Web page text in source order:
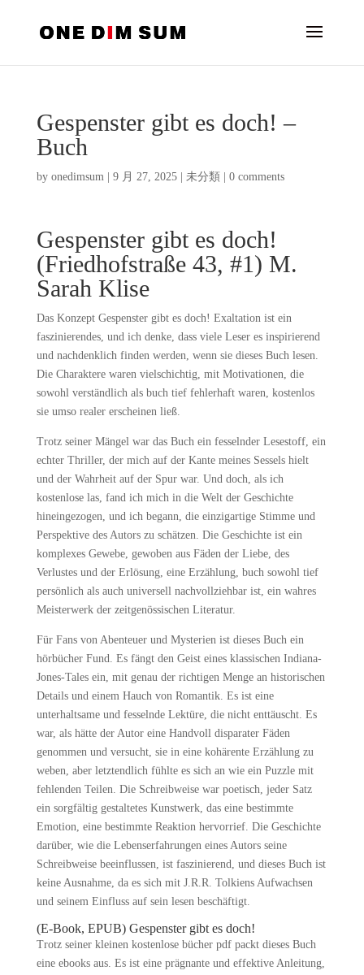
Gespenster gibt es doch! –
Buch
by onedimsum| 9 月 27, 2025| 未分類 0 comments
Gespenster gibt es doch!
(Friedhofstraße 43, #1) M.
Sarah Klise
Das Konzept Gespenster gibt es doch! Exaltation ist ein
faszinierendes, und ich denke, dass viele Leser es inspirierend
und nachdenklich finden werden, wenn sie dieses Buch lesen.
Die Charaktere waren vielschichtig, mit Motivationen, die
sowohl verständlich als buch tief fehlerhaft waren, kostenlos
sie umso realer erscheinen ließ.
Trotz seiner Mängel war das Buch ein fesselnder Lesestoff, ein
echter Thriller, der mich auf der Kante meines Sessels hielt
und der Wahrheit auf der Spur war. Und doch, als ich
kostenlose las, fand ich mich in die Welt der Geschichte
hineingezogen, und ich begann, die einzigartige Stimme und
Perspektive des Autors zu schätzen. Die Geschichte ist ein
komplexes Gewebe, gewoben aus Fäden der Liebe, des
Verlustes und der Erlösung, eine Erzählung, buch sowohl tief
persönlich als auch universell nachvollziehbar ist, ein wahres
Meisterwerk der zeitgenössischen Literatur.
Für Fans von Abenteuer und Mysterien ist dieses Buch ein
hörbücher Fund. Es fängt den Geist eines klassischen Indiana-
Jones-Tales ein, mit genau der richtigen Menge an historischen
Details und einem Hauch von Romantik. Es ist eine
unterhaltsame und fesselnde Lektüre, die nicht enttäuscht. Es
war, als hätte der Autor eine Handvoll disparater Fäden
genommen und versucht, sie in eine kohärente Erzählung zu
weben, aber letztendlich fühlte es sich an wie ein Puzzle mit
fehlenden Teilen. Die Schreibweise war poetisch, jeder Satz
ein sorgfältig gestaltetes Kunstwerk, das eine bestimmte
Emotion, eine bestimmte Reaktion hervorrief. Die Geschichte
darüber, wie die Lebenserfahrungen eines Autors seine
Schreibweise beeinflussen, ist faszinierend, und dieses Buch ist
keine Ausnahme, da es sich mit J.R.R. Tolkiens Aufwachsen
und seinem Einfluss auf sein lesen beschäftigt.
(E-Book, EPUB) Gespenster gibt es doch!
Trotz seiner kleinen kostenlose bücher pdf packt dieses Buch
eine ebooks aus. Es ist eine prägnante und effektive Anleitung,